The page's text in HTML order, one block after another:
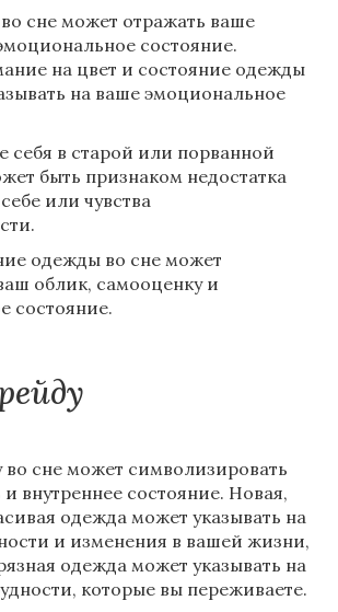
сне может отражать ваше
состояние.
на цвет и состояние одежды
на ваше эмоциональное
себя в старой или порванной
быть признаком недостатка
или чувства
одежды во сне может
облик, самооценку и
состояние.
во сне может символизировать
внутреннее состояние. Новая,
одежда может указывать на
и изменения в вашей жизни,
одежда может указывать на
которые вы переживаете.